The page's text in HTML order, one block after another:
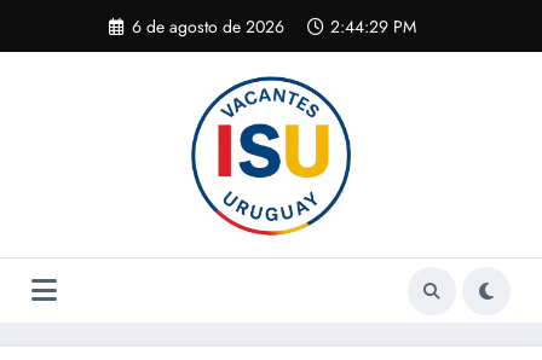
contenido
6 de agosto de 2026 2:44:30 PM